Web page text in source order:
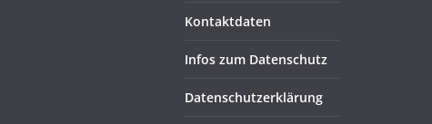
Kontaktdaten
Infos zum Datenschutz
Datenschutzerklärung